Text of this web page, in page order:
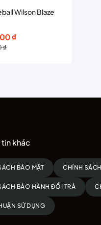
Wilson Blaze
₫
₫
khác
BẢO MẬT CHÍNH
BẢO HÀNH ĐỔI TRẢ
SỬ DỤNG